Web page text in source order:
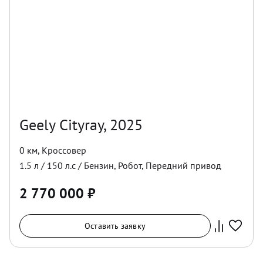
Geely Cityray, 2025
0 км, Кроссовер
1.5 л / 150 л.с / Бензин, Робот, Передний привод
2 770 000 ₽
Оставить заявку